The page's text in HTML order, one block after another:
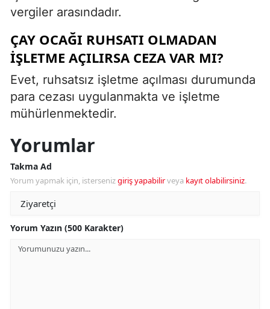
vergiler arasındadır.
ÇAY OCAĞI RUHSATI OLMADAN
IŞLETME AÇILIRSA CEZA VAR MI?
Evet, ruhsatsız işletme açılması durumunda
para cezası uygulanmakta ve işletme
mühürlenmektedir.
Yorumlar
Takma Ad
Yorum yapmak için, istersenizgiriş yapabilirveya kayıt olabilirsiniz.
Yorum Yazın (500 Karakter)